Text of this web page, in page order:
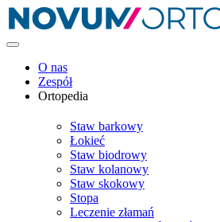
O nas
Zespół
Ortopedia
Staw barkowy
Łokieć
Staw biodrowy
Staw kolanowy
Staw skokowy
Stopa
Leczenie złamań